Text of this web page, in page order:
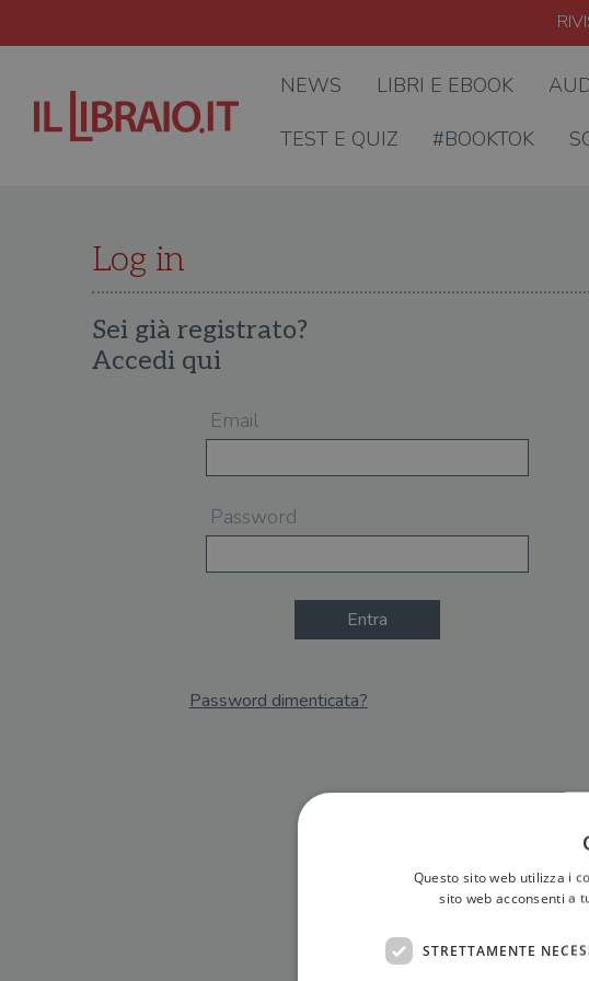
NEWS LIBRI E EBOOK
TEST E QUIZ #BOOKTOK
Log in
Sei già registrato?
Accedi qui
Email
Password
Entra
Password dimenticata?
Questo sito web utilizza i
sito web acconsenti a
STRETTAMENTE